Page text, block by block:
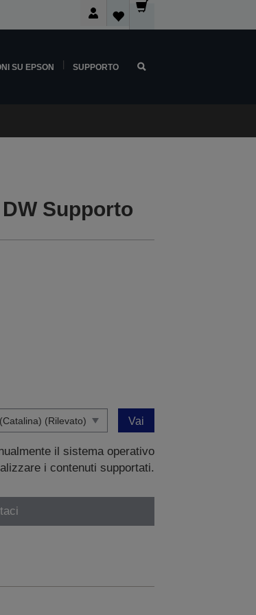
SU EPSON SUPPORTO
Supporto
Vai
il sistema operativo
i contenuti supportati.